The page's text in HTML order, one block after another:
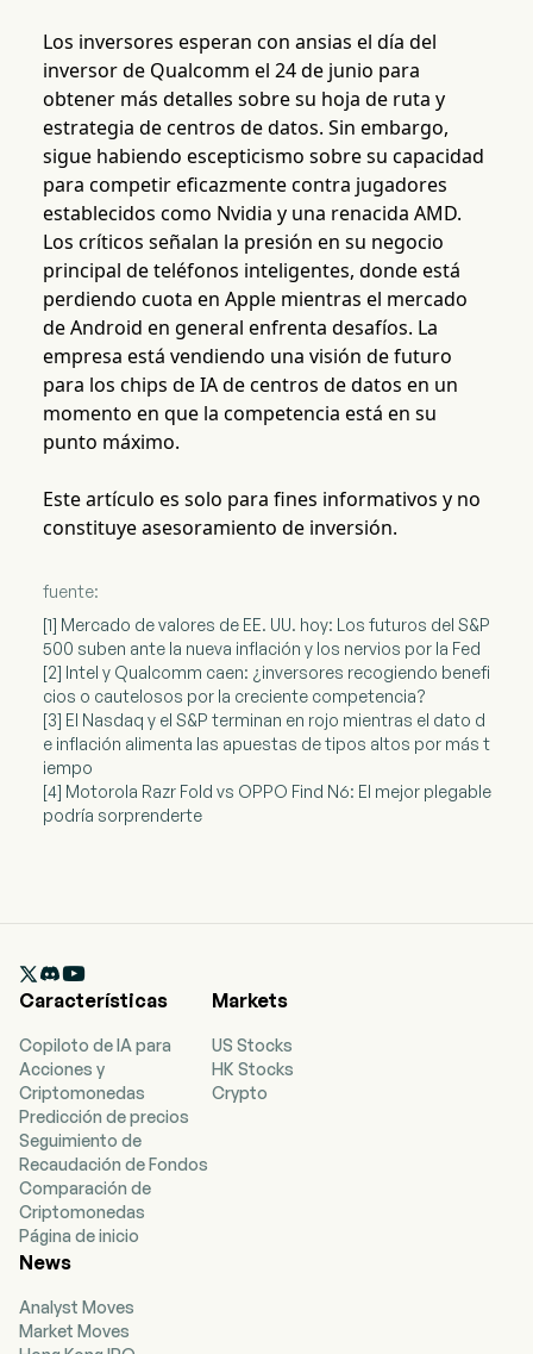
Los inversores esperan con ansias el día del
inversor de Qualcomm el 24 de junio para
obtener más detalles sobre su hoja de ruta y
estrategia de centros de datos. Sin embargo,
sigue habiendo escepticismo sobre su capacidad
para competir eficazmente contra jugadores
establecidos como Nvidia y una renacida AMD.
Los críticos señalan la presión en su negocio
principal de teléfonos inteligentes, donde está
perdiendo cuota en Apple mientras el mercado
de Android en general enfrenta desafíos. La
empresa está vendiendo una visión de futuro
para los chips de IA de centros de datos en un
momento en que la competencia está en su
punto máximo.
Este artículo es solo para fines informativos y no
constituye asesoramiento de inversión.
fuente:
[1] Mercado de valores de EE. UU. hoy: Los futuros del S&P
500 suben ante la nueva inflación y los nervios por la Fed
[2] Intel y Qualcomm caen: ¿inversores recogiendo benefi
cios o cautelosos por la creciente competencia?
[3] El Nasdaq y el S&P terminan en rojo mientras el dato d
e inflación alimenta las apuestas de tipos altos por más t
iempo
[4] Motorola Razr Fold vs OPPO Find N6: El mejor plegable
podría sorprenderte

Características
Copiloto de IA para
Acciones y
Criptomonedas
Predicción de precios
Seguimiento de
Recaudación de Fondos
Comparación de
Criptomonedas
Página de inicio
Markets
US Stocks
HK Stocks
Crypto
News
Analyst Moves
Market Moves